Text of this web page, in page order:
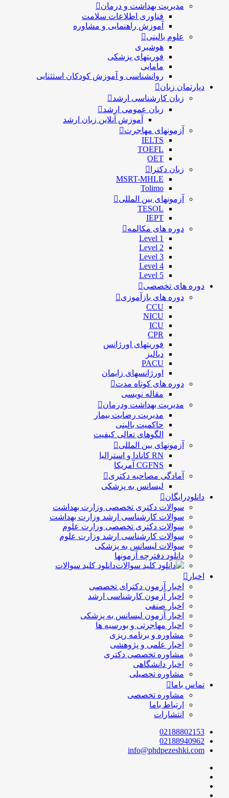
مدیریت بهداشت و درمان
فناوری اطلاعات سلامت
آموزش راهنمایی و مشاوره
علوم بالینی
هوشبری
فوریتهای پزشکی
مامایی
روانشناسی و آموزش کودکان استثنایی
دپارتمان زبان
زبان کارشناسی ارشد
زبان عمومی ارشد
آموزش آنلاین زبان ارشد
آزمونهای مهاجرت
IELTS
TOEFL
OET
زبان دکترا
MSRT-MHLE
Tolimo
آزمونهای بین المللی
TESOL
IEPT
دوره های مکالمه
Level 1
Level 2
Level 3
Level 4
Level 5
دوره های تخصصی
دوره های بازآموزی
CCU
NICU
ICU
CPR
فوریتهای اورژانس
دیالیز
PACU
اورژانسهای زایمان
دوره های کوتاه مدت
مقاله نویسی
مدیریت بهداشت ودرمان
مديريت رضايت بيمار
حاكميت بالينی
الگوهای تعالی کيفيت
آزمونهای بین المللی
RN کانادا و استرالیا
CGFNS آمریکا
آمادگی مصاحبه دکتری
لیسانس به پزشکی
دانلودرایگان
سوالات دکتری تخصصی وزارت بهداشت
سوالات کارشناسی ارشد وزارت بهداشت
سوالات دکتری تخصصی وزارت علوم
سوالات کارشناسی ارشد وزارت علوم
سوالات لیسانس به پزشکی
دانلود دفترچه آزمونها
دانلود کلید سوالات
اخبار
اخبار آزمون دکترای تخصصی
اخبار آزمون کارشناسی ارشد
اخبار صنفی
اخبار آزمون لیسانس به پزشکی
اخبار مهاجرتی و بورسیه ها
مشاوره و برنامه ریزی
اخبار علمی و پژوهشی
مشاوره تخصصی دکتری
اخبار دانشگاهی
مشاوره تحصیلی
تماس باما
مشاوره تخصصی
ارتباط باما
انتشارات
02188802153
02188940962
info@phdpezeshki.com